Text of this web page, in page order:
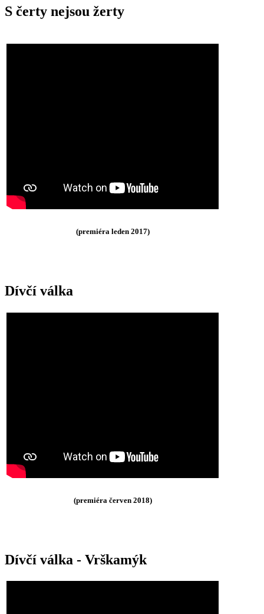
S čerty nejsou žerty
(premiéra leden 2017)
Dívčí válka
(premiéra červen 2018)
Dívčí válka - Vrškamýk